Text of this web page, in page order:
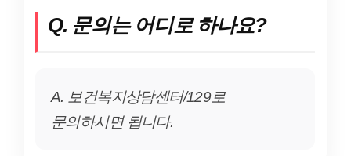
Q. 문의는 어디로 하나요?
A. 보건복지상담센터/129로
문의하시면 됩니다.